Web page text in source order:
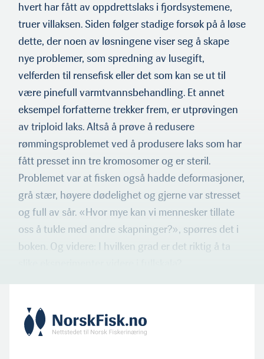
hvert har fått av oppdrettslaks i fjordsystemene,
truer villak­sen. Siden følger stadige forsøk på å løse
dette, der noen av løsningene viser seg å skape
nye problemer, som spredning av lusegift,
velferden til rensefisk eller det som kan se ut til
være pinefull varmtvannsbehandling. Et annet
eksempel forfatterne trekker frem, er utprøvingen
av triploid laks. Altså å prøve å redusere
rømmingsproblemet ved å produsere laks som har
fått presset inn tre kromosomer og er steril.
Problemet var at fisken også hadde deformasjoner,
grå stær, høyere dødelighet og gjerne var stresset
og full av sår. «Hvor mye kan vi mennesker tillate
oss å tukle med andre skapninger?», spørres det i
boken. Og vi­dere: I hvilken grad er det riktig å ta